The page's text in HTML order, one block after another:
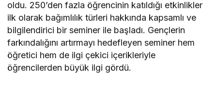
oldu. 250’den fazla öğrencinin katıldığı etkinlikler
ilk olarak bağımlılık türleri hakkında kapsamlı ve
bilgilendirici bir seminer ile başladı. Gençlerin
farkındalığını artırmayı hedefleyen seminer hem
öğretici hem de ilgi çekici içerikleriyle
öğrencilerden büyük ilgi gördü.